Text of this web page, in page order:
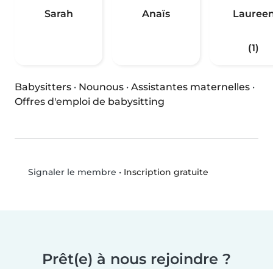
Sarah Anaïs
(1)
Babysitters · Nounous · Assistantes maternelles ·
Offres d'emploi de babysitting
Signaler le membre • Inscription gratuite
Prêt(e) à nous rejoindre ?